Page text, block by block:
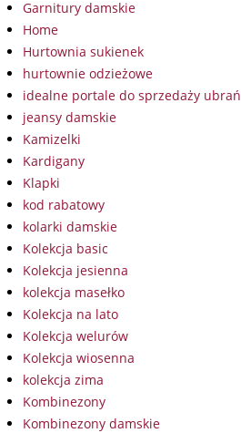
Garnitury damskie
Home
Hurtownia sukienek
hurtownie odzieżowe
idealne portale do sprzedaży ubrań
jeansy damskie
Kamizelki
Kardigany
Klapki
kod rabatowy
kolarki damskie
Kolekcja basic
Kolekcja jesienna
kolekcja masełko
Kolekcja na lato
Kolekcja welurów
Kolekcja wiosenna
kolekcja zima
Kombinezony
Kombinezony damskie